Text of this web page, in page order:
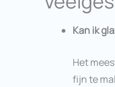
Kan ik
Het
fijn te